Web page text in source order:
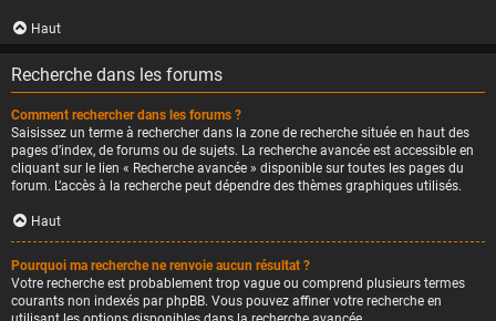
Haut
Recherche dans les forums
Comment rechercher dans les forums ?
Saisissez un terme à rechercher dans la zone de recherche située en haut des
pages d’index, de forums ou de sujets. La recherche avancée est accessible en
cliquant sur le lien « Recherche avancée » disponible sur toutes les pages du
forum. L’accès à la recherche peut dépendre des thèmes graphiques utilisés.
Haut
Pourquoi ma recherche ne renvoie aucun résultat ?
Votre recherche est probablement trop vague ou comprend plusieurs termes
courants non indexés par phpBB. Vous pouvez affiner votre recherche en